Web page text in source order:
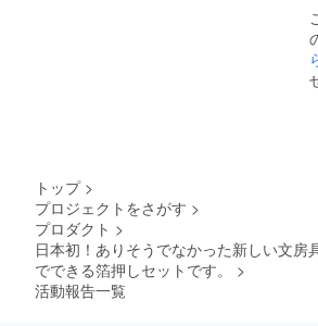
トップ >
プロジェクトをさがす >
プロダクト >
日本初！ありそうでなかった新しい文房
でできる箔押しセットです。
>
活動報告一覧